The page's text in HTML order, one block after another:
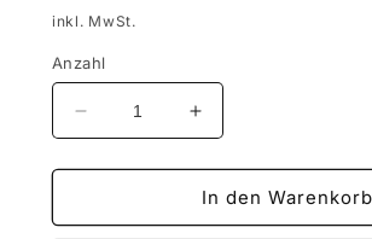
Preis
inkl. MwSt.
Anzahl
Verringere
die
Menge
GESCHENKGUTSCHEIN
Erhöhe
die
Menge
für
In den